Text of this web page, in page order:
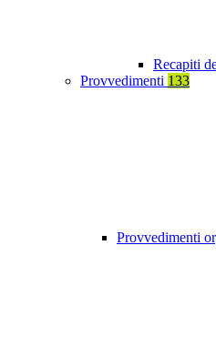
Recapiti
Provvedimenti 133
Provvedimenti